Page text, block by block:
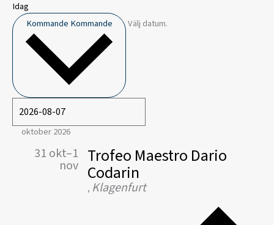
Idag
Kommande Kommande Välj datum.
oktober 2026
31 okt–1
nov Trofeo Maestro Dario
Codarin
, Klagenfurt